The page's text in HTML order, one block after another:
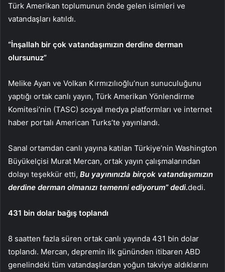
Türk Amerikan toplumunun önde gelen isimleri ve
vatandaşları katıldı.
“İnşallah bir çok vatandaşımızın derdine derman
olursunuz”
Melike Ayan ve Volkan Kırmızılıoğlu’nun sunuculuğunu
yaptığı ortak canlı yayın, Türk Amerikan Yönlendirme
Komitesi’nin (TASC) sosyal medya platformları ve internet
haber portalı American Turks’te yayınlandı.
Sanal ortamdan canlı yayına katılan Türkiye’nin Washington
Büyükelçisi Murat Mercan, ortak yayın çalışmalarından
dolayı teşekkür etti, Bu yayınınızla birçok vatandaşımızın
derdine derman olmanızı temenni ediyorum” dedi.dedi.
431 bin dolar bağış toplandı
8 saatten fazla süren ortak canlı yayında 431 bin dolar
toplandı. Mercan, depremin ilk gününden itibaren ABD
genelindeki tüm vatandaşlardan yoğun takviye aldıklarını